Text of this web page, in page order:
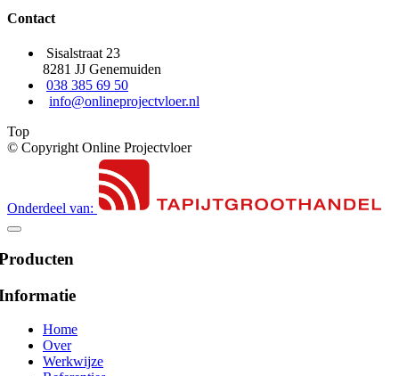
Contact
Sisalstraat 23
8281 JJ Genemuiden
038 385 69 50
info@onlineprojectvloer.nl
Top
© Copyright Online Projectvloer
Onderdeel van:
Home
Over
Werkwijze